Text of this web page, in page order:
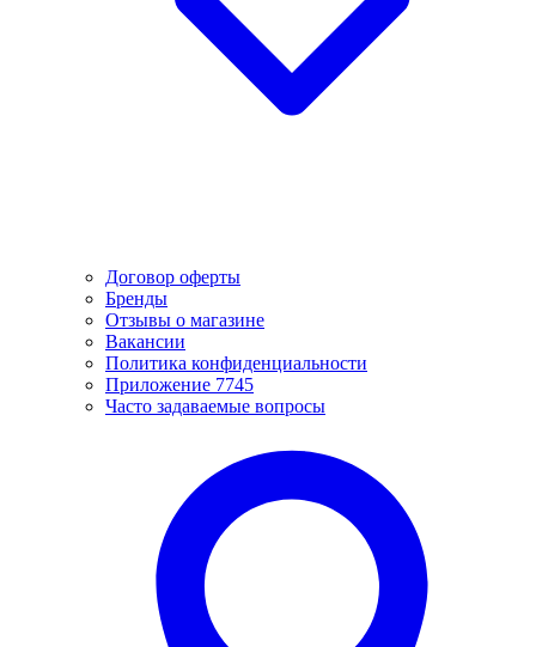
Договор оферты
Бренды
Отзывы о магазине
Вакансии
Политика конфиденциальности
Приложение 7745
Часто задаваемые вопросы